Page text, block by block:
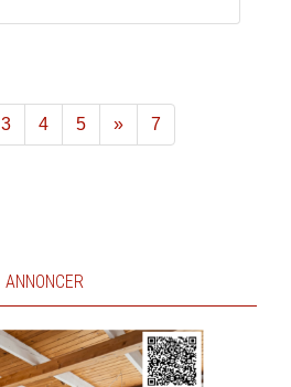
3 4 5
»
Næste
7
ANNONCER